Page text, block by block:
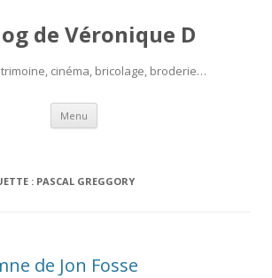
de Véronique D
cinéma, bricolage, broderie…
Menu Aller
contenu
: PASCAL GREGGORY
de Jon Fosse